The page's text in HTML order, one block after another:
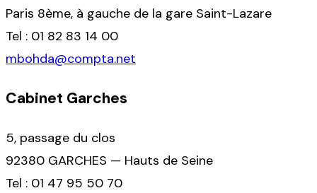
Paris 8ème, à gauche de la gare Saint-Lazare
Tel : 01 82 83 14 00
mbohda@compta.net
Cabinet Garches
5, passage du clos
92380 GARCHES — Hauts de Seine
Tel : 01 47 95 50 70